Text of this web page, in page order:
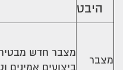
היבט
מצבר
מצבר חדש
ביצועים אמינים